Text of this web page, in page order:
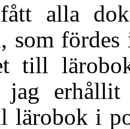
alla
som
till
jag
lärobok i